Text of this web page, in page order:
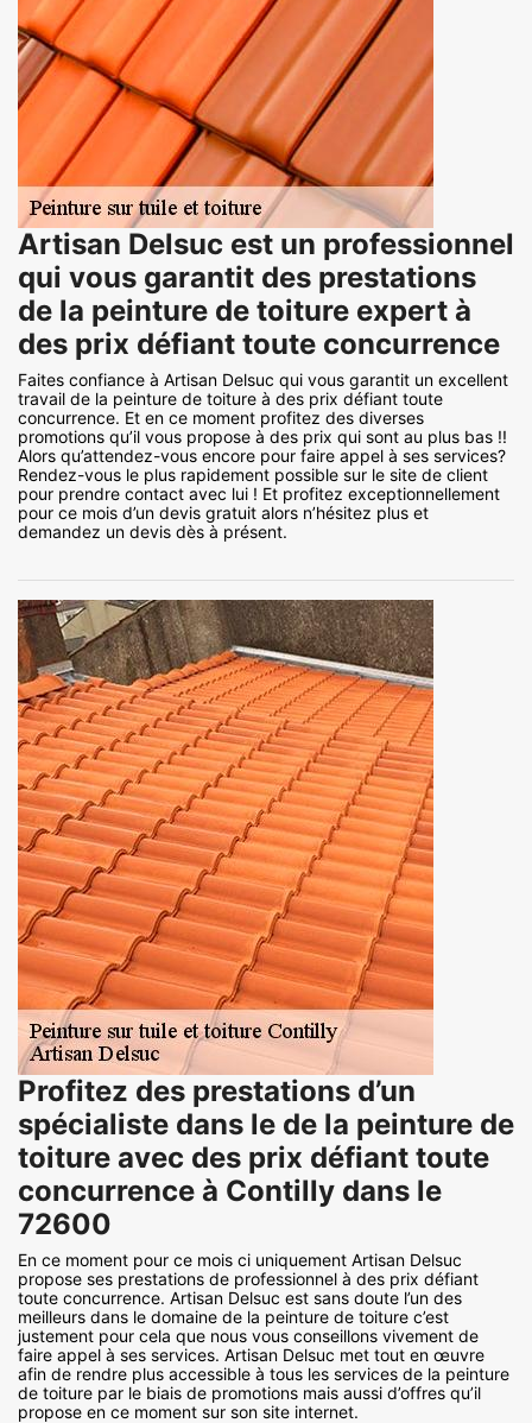
Artisan Delsuc est un professionnel
qui vous garantit des prestations
de la peinture de toiture expert à
des prix défiant toute concurrence
Faites confiance à Artisan Delsuc qui vous garantit un excellent
travail de la peinture de toiture à des prix défiant toute
concurrence. Et en ce moment profitez des diverses
promotions qu’il vous propose à des prix qui sont au plus bas !!
Alors qu’attendez-vous encore pour faire appel à ses services?
Rendez-vous le plus rapidement possible sur le site de client
pour prendre contact avec lui ! Et profitez exceptionnellement
pour ce mois d’un devis gratuit alors n’hésitez plus et
demandez un devis dès à présent.
Profitez des prestations d’un
spécialiste dans le de la peinture de
toiture avec des prix défiant toute
concurrence à Contilly dans le
72600
En ce moment pour ce mois ci uniquement Artisan Delsuc
propose ses prestations de professionnel à des prix défiant
toute concurrence. Artisan Delsuc est sans doute l’un des
meilleurs dans le domaine de la peinture de toiture c’est
justement pour cela que nous vous conseillons vivement de
faire appel à ses services. Artisan Delsuc met tout en œuvre
afin de rendre plus accessible à tous les services de la peinture
de toiture par le biais de promotions mais aussi d’offres qu’il
propose en ce moment sur son site internet.